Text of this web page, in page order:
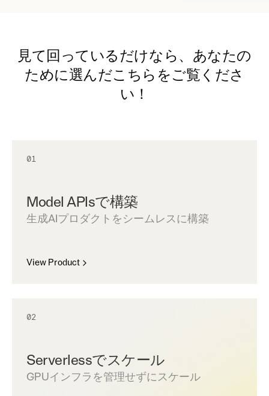
見て回っているだけなら、あなたの
ために選んだこちらをご覧くださ
い！
01
Model APIsで構築
生成AIプロダクトをシームレスに構築
View Product
02
Serverlessでスケール
GPUインフラを管理せずにスケール